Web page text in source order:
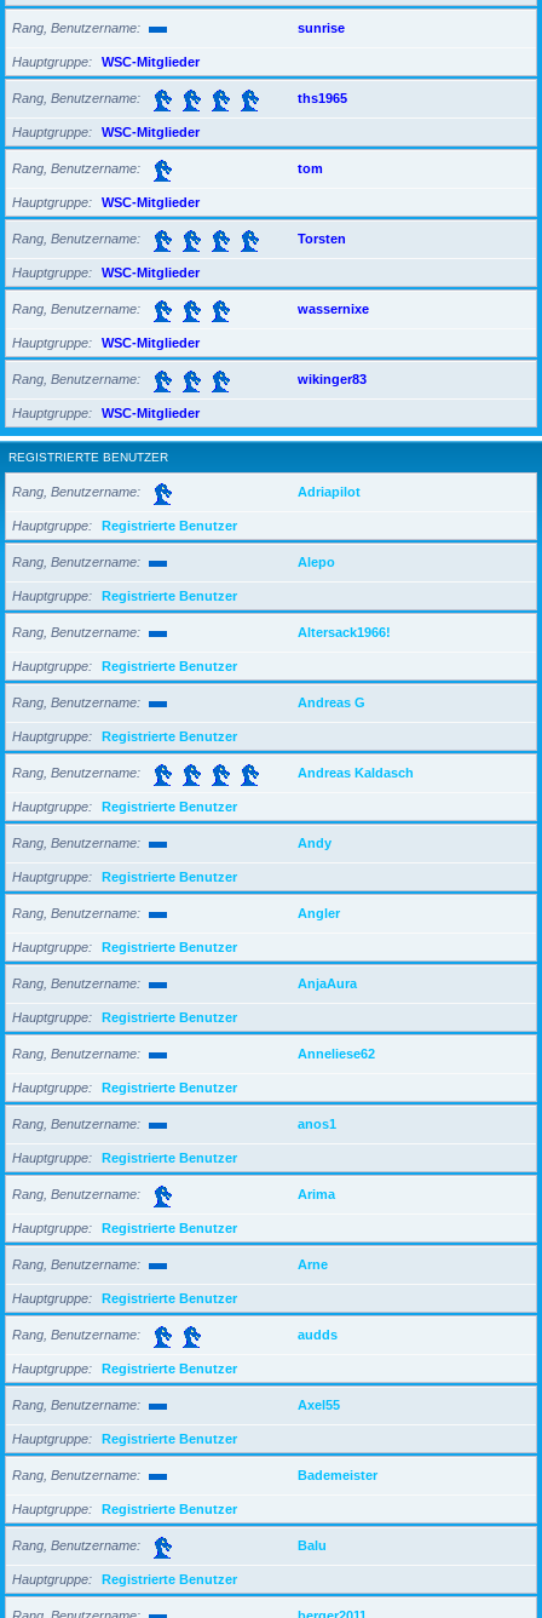
Rang, Benutzername sunrise
Hauptgruppe WSC-Mitglieder
Rang, Benutzername ths1965
Hauptgruppe WSC-Mitglieder
Rang, Benutzername tom
Hauptgruppe WSC-Mitglieder
Rang, Benutzername Torsten
Hauptgruppe WSC-Mitglieder
Rang, Benutzername wassernixe
Hauptgruppe WSC-Mitglieder
Rang, Benutzername wikinger83
Hauptgruppe WSC-Mitglieder
REGISTRIERTE BENUTZER
Rang, Benutzername Adriapilot
Hauptgruppe Registrierte Benutzer
Rang, Benutzername Alepo
Hauptgruppe Registrierte Benutzer
Rang, Benutzername Altersack1966!
Hauptgruppe Registrierte Benutzer
Rang, Benutzername Andreas G
Hauptgruppe Registrierte Benutzer
Rang, Benutzername Andreas Kaldasch
Hauptgruppe Registrierte Benutzer
Rang, Benutzername Andy
Hauptgruppe Registrierte Benutzer
Rang, Benutzername Angler
Hauptgruppe Registrierte Benutzer
Rang, Benutzername AnjaAura
Hauptgruppe Registrierte Benutzer
Rang, Benutzername Anneliese62
Hauptgruppe Registrierte Benutzer
Rang, Benutzername anos1
Hauptgruppe Registrierte Benutzer
Rang, Benutzername Arima
Hauptgruppe Registrierte Benutzer
Rang, Benutzername Arne
Hauptgruppe Registrierte Benutzer
Rang, Benutzername audds
Hauptgruppe Registrierte Benutzer
Rang, Benutzername Axel55
Hauptgruppe Registrierte Benutzer
Rang, Benutzername Bademeister
Hauptgruppe Registrierte Benutzer
Rang, Benutzername Balu
Hauptgruppe Registrierte Benutzer